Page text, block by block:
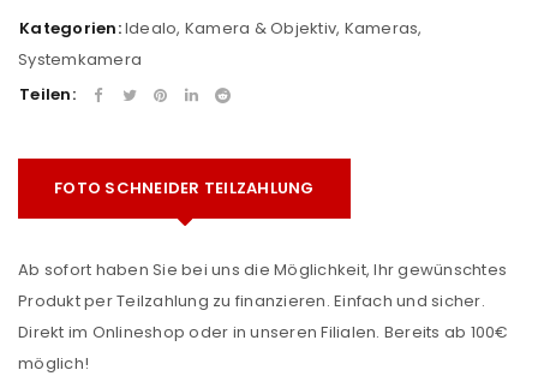
Kategorien:Idealo, Kamera & Objektiv, Kameras,
Systemkamera
Teilen:
FOTO SCHNEIDER TEILZAHLUNG
Ab sofort haben Sie bei uns die Möglichkeit, Ihr gewünschtes
Produkt per Teilzahlung zu finanzieren. Einfach und sicher.
Direkt im Onlineshop oder in unseren Filialen. Bereits ab 100€
möglich!